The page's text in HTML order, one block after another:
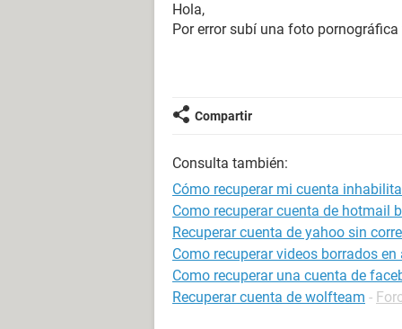
Hola,
Por error subí una foto
Compartir
Consulta también:
Cómo recuperar mi cuenta
Como recuperar cuenta de hotmail
Recuperar cuenta de yahoo sin
Como recuperar videos borrados en
Como recuperar una cuenta de
Recuperar cuenta de wolfteam -